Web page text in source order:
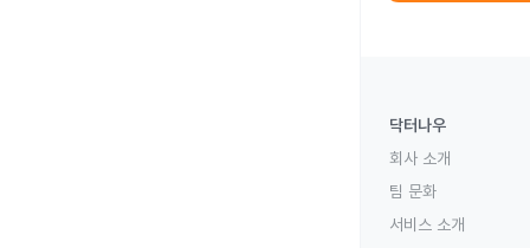
닥터나우
회사 소개
팀 문화
서비스 소개